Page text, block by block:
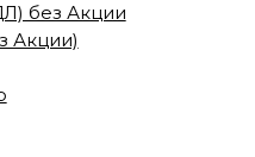
без Акции
Акции)